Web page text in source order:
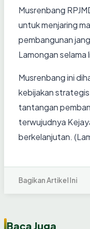
Musrenbang
untuk menjaring
pembangunan
Lamongan selama
Musrenbang ini
kebijakan
tantangan
terwujudnya
berkelanjutan.
Bagikan Artikel Ini
Baca Juga